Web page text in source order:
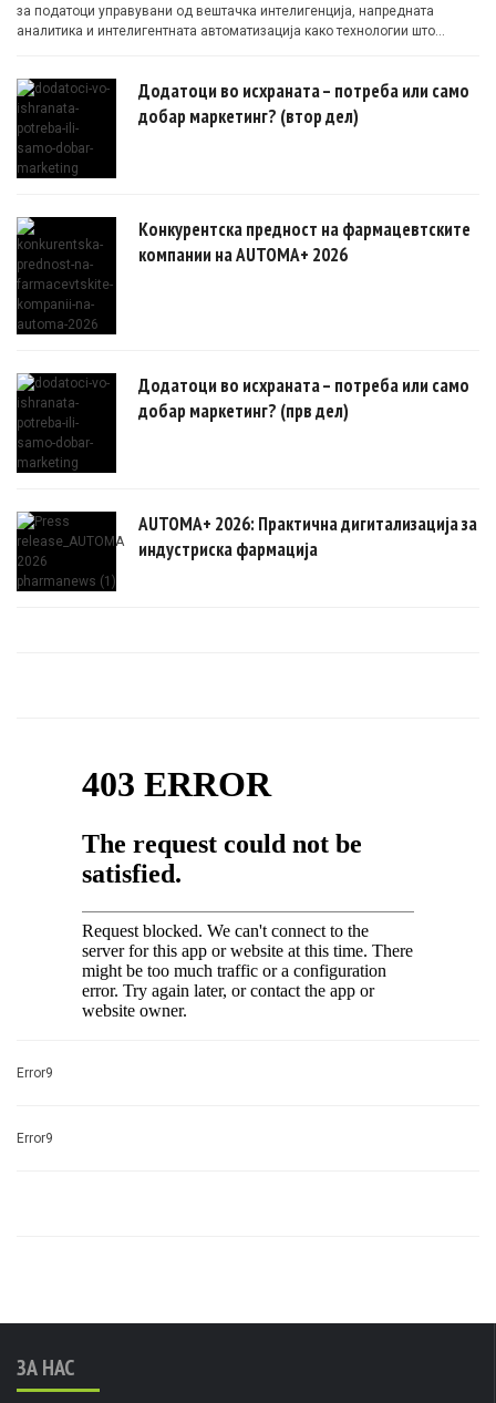
за податоци управувани од вештачка интелигенција, напредната
аналитика и интелигентната автоматизација како технологии што
Додатоци во исхраната – потреба или само
добар маркетинг? (втор дел)
Конкурентска предност на фармацевтските
компании на AUTOMA+ 2026
Додатоци во исхраната – потреба или само
добар маркетинг? (прв дел)
AUTOMA+ 2026: Практична дигитализација за
индустриска фармација
Error9
Error9
ЗА НАС